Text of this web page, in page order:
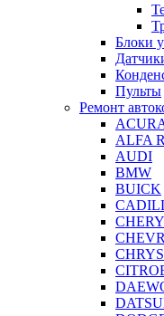
Блоки
Пульты
Ремонт
ALFA
AUDI
BMW
BUICK
CHERY